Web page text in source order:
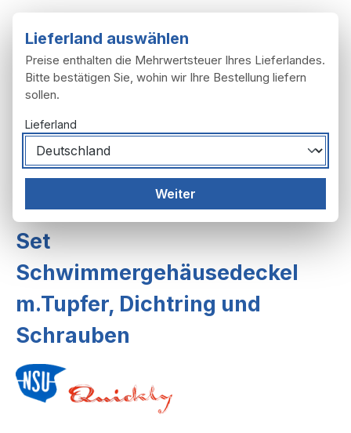
Set
Schwimmergehäusedeckel
m.Tupfer, Dichtring und
Schrauben
Lieferland auswählen
Preise enthalten die Mehrwertsteuer Ihres Lieferlandes.
Bitte bestätigen Sie, wohin wir Ihre Bestellung liefern
sollen.
Lieferland
Weiter